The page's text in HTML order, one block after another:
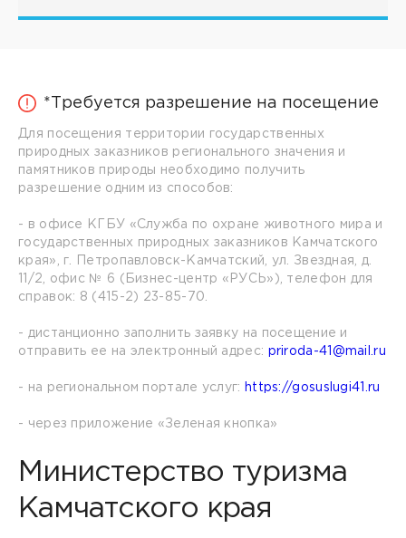
*Требуется разрешение на посещение
Для посещения территории государственных
природных заказников регионального значения и
памятников природы необходимо получить
разрешение одним из способов:
- в офисе КГБУ «Служба по охране животного мира и
государственных природных заказников Камчатского
края», г. Петропавловск-Камчатский, ул. Звездная, д.
11/2, офис № 6 (Бизнес-центр «РУСЬ»), телефон для
справок: 8 (415-2) 23-85-70.
- дистанционно заполнить заявку на посещение и
отправить ее на электронный адрес: priroda-41@mail.ru
- на региональном портале услуг: https://gosuslugi41.ru
- через приложение «Зеленая кнопка»
Министерство туризма
Камчатского края